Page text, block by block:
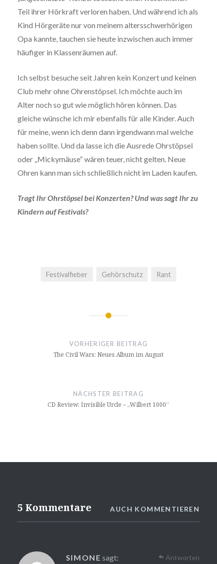
Teil ihrer Hörkraft verloren haben. Und während ich als
Kind Hörgeräte nur von meinem altersschwerhörigen
Opa kannte, tauchen sie heute inzwischen auch immer
häufiger in Klassenräumen auf.
Ich selbst besuche seit Jahren kein Konzert und keinen
Club mehr ohne Ohrenstöpsel. Ich möchte auch im
Alter noch so gut wie möglich hören können. Das
gleiche wünsche ich mir ebenfalls für alle Kinder. Auch
für meine, wenn ich denn dann irgendwann mal welche
haben sollte. Und da lasse ich die Ausrede Ohrstöpsel
oder „Mickymäuse“ wären teuer, nicht gelten. Neue
Ohren kann man sich schließlich nicht im Laden kaufen.
Tragt Ihr Ohrstöpsel bei Konzerten? Und was sagt Ihr zu
Kindern auf Festivals?
Festivalfieber Gehörschutz Rant
Beitragsnavigation
VORHERIGER BEITRAG
The Civil Wars: Neues Album im August
NÄCHSTER BEITRAG
CD Review: Invisible Urcle – „Wilbert 1000“
5 Kommentare AUCH KOMMENTIEREN
SIMONE sagt: Antworten